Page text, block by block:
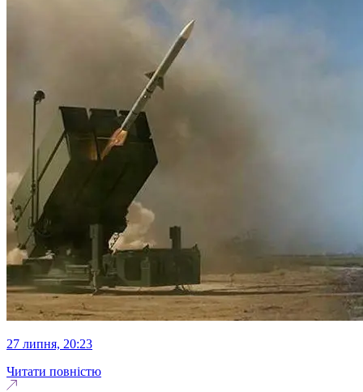
27 липня, 20:23
Читати повністю